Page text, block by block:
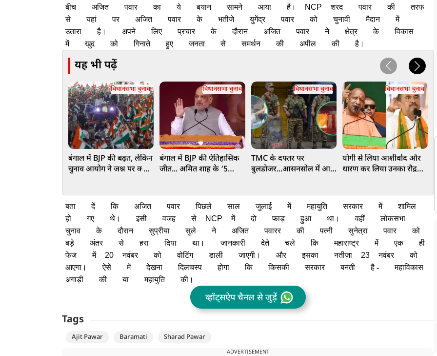
बीच
अजित पवार का ये बयान सामने आया है। NCP शरद पवार की
तरफ
से
यहां पर अजित पवार के भतीजे युगेंद्र पवार को चुनावी मैदान
में
उतारा
है। अपने लिए प्रचार के दौरान अजित पवार ने क्षेत्र के
विकास
में
खुद को गिनाते हुए जनता से समर्थन की अपील की है।
यह भी पढ़ें
विधानसभा चुनाव
बंगाल में BJP की बढ़त, लेकिन
चुनाव आयोग ने जश्न पर क्यों
विधानसभा चुनाव
बंगाल में BJP की ऐतिहासिक
जीत... अमित शाह के ‘5
क्लीन स्वीप जैसा प्रदर्शन
विधानसभा चुनाव
TMC के दफ्तर पर
बुलडोजर...आसनसोल में आग,
विधानसभा चुनाव
योगी से लिया आशीर्वाद और
धारण कर लिया उनका रौद्र
भागे-भगे फिरेंगे कट्टरपंथी
बता दें कि अजित पवार पिछले साल जुलाई में महायुति सरकार में
शामिल
हो
गए थे। इसी वजह से NCP में दो फाड़ हुआ था। वहीं
लोकसभा
चुनाव
के दौरान सुप्रीया सुले ने अजित पवारर की पत्नी सुनेत्रा पवार
को
बड़े
अंतर से हरा दिया था। जानकारी देते चले कि महाराष्ट्र में एक
ही
फेज
में 20 नवंबर को वोटिंग डाली जाएगी। और इसका नतीजा 23 नवंबर
को
आएगा।
ऐसे में देखना दिलचस्प होगा कि किसकी सरकार बनती है -
महाविकास
अगाड़ी
की या महायुति की।
व्हॉट्सऐप चैनल से जुड़ें
Tags
Ajit Pawar Baramati Sharad Pawar
ADVERTISEMENT